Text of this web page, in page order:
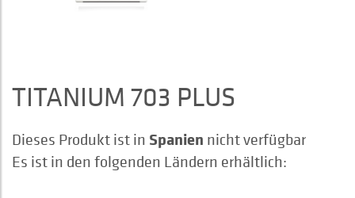
TITANIUM 703 PLUS
Dieses Produkt ist in Spanien nicht verfügbar
Es ist in den folgenden Ländern erhältlich: